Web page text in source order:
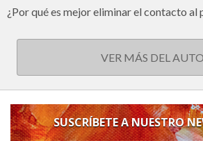
¿Por qué es mejor eliminar el contacto al
VER MÁS DEL
SUSCRÍBETE A NUESTRO